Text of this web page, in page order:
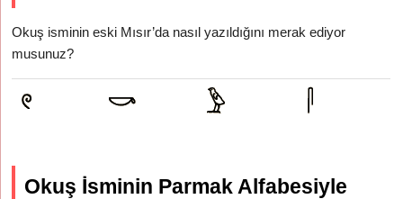
Okuş isminin eski Mısır’da nasıl yazıldığını merak ediyor
musunuz?
Okuş İsminin Parmak Alfabesiyle